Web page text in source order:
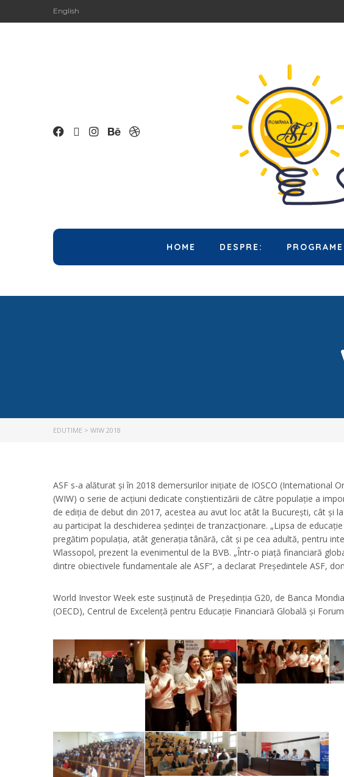
English
HOME DESPRE: PROGRAME
EDUTIME > WIW 2018
ASF s-a alăturat și în 2018 demersurilor inițiate de IOSCO (International
(WIW) o serie de acțiuni dedicate conștientizării de către populație a
de ediția de debut din 2017, acestea au avut loc atât la București, cât și
au participat la deschiderea ședinței de tranzacționare. „Lipsa de
pregătim populația, atât generația tânără, cât și pe cea adultă, pentru
Wlassopol, prezent la evenimentul de la BVB. „Într-o piață financiară
dintre obiectivele fundamentale ale ASF“, a declarat Președintele ASF,
World Investor Week este susținută de Președinția G20, de Banca
(OECD), Centrul de Excelență pentru Educație Financiară Globală și